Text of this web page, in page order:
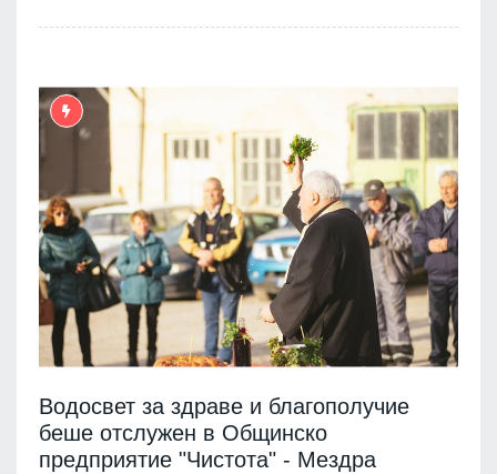
Водосвет за здраве и благополучие
беше отслужен в Общинско
предприятие "Чистота" - Мездра